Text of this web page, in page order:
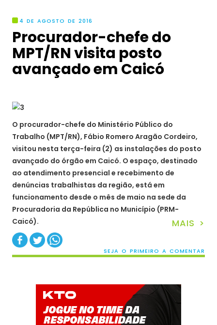
4 DE AGOSTO DE 2016
Procurador-chefe do
MPT/RN visita posto
avançado em Caicó
O procurador-chefe do Ministério Público do
Trabalho (MPT/RN), Fábio Romero Aragão Cordeiro,
visitou nesta terça-feira (2) as instalações do posto
avançado do órgão em Caicó. O espaço, destinado
ao atendimento presencial e recebimento de
denúncias trabalhistas da região, está em
funcionamento desde o mês de maio na sede da
Procuradoria da República no Município (PRM-
Caicó). MAIS >
SEJA O PRIMEIRO A COMENTAR